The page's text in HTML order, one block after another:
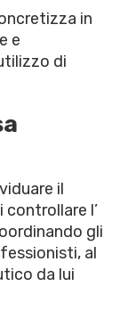
in
e
di
il
l’
gli
al
da lui